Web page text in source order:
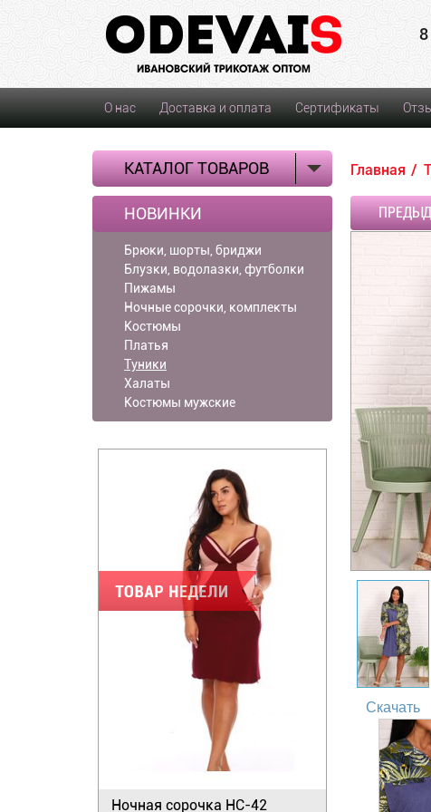
О нас Доставка и оплата Сертификаты
КАТАЛОГ ТОВАРОВ
НОВИНКИ
Брюки, шорты, бриджи
Блузки, водолазки, футболки
Пижамы
Ночные сорочки, комплекты
Костюмы
Платья
Туники
Халаты
Костюмы мужские
Ночная сорочка НС-42
Главная
Скачать